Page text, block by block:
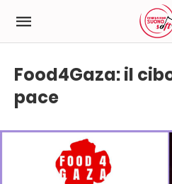
Food4Gaza: il
pace